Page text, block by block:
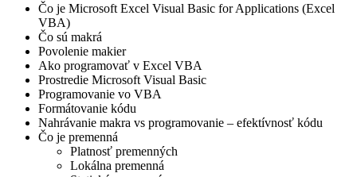
Čo je Microsoft Excel Visual Basic for Applications (Excel
VBA)
Čo sú makrá
Povolenie makier
Ako programovať v Excel VBA
Prostredie Microsoft Visual Basic
Programovanie vo VBA
Formátovanie kódu
Nahrávanie makra vs programovanie – efektívnosť kódu
Čo je premenná
Platnosť premenných
Lokálna premenná